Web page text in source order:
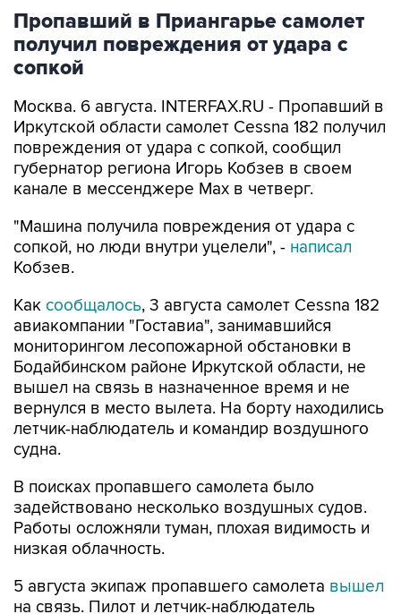
Пропавший в Приангарье самолет
получил повреждения от удара с
сопкой
Москва. 6 августа. INTERFAX.RU - Пропавший в
Иркутской области самолет Cessna 182 получил
повреждения от удара с сопкой, сообщил
губернатор региона Игорь Кобзев в своем
канале в мессенджере Мах в четверг.
"Машина получила повреждения от удара с
сопкой, но люди внутри уцелели", - написал
Кобзев.
Как сообщалось, 3 августа самолет Cessna 182
авиакомпании "Гоставиа", занимавшийся
мониторингом лесопожарной обстановки в
Бодайбинском районе Иркутской области, не
вышел на связь в назначенное время и не
вернулся в место вылета. На борту находились
летчик-наблюдатель и командир воздушного
судна.
В поисках пропавшего самолета было
задействовано несколько воздушных судов.
Работы осложняли туман, плохая видимость и
низкая облачность.
5 августа экипаж пропавшего самолета вышел
на связь. Пилот и летчик-наблюдатель